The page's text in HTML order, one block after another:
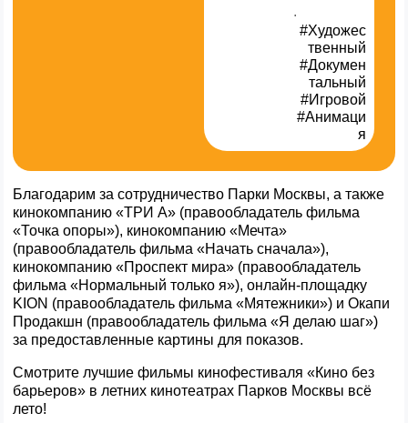
.
#Художес
твенный
#Докумен
тальный
#Игровой
#Анимаци
я
Благодарим за сотрудничество Парки Москвы, а также
кинокомпанию «ТРИ А» (правообладатель фильма
«Точка опоры»), кинокомпанию «Мечта»
(правообладатель фильма «Начать сначала»),
кинокомпанию «Проспект мира» (правообладатель
фильма «Нормальный только я»), онлайн-площадку
KION (правообладатель фильма «Мятежники») и Окапи
Продакшн (правообладатель фильма «Я делаю шаг»)
за предоставленные картины для показов.
Смотрите лучшие фильмы кинофестиваля «Кино без
барьеров» в летних кинотеатрах Парков Москвы всё
лето!